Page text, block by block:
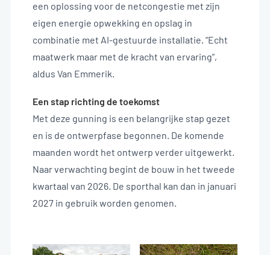
een oplossing voor de netcongestie met zijn
eigen energie opwekking en opslag in
combinatie met AI-gestuurde installatie. “Echt
maatwerk maar met de kracht van ervaring”,
aldus Van Emmerik.
Een stap richting de toekomst
Met deze gunning is een belangrijke stap gezet
en is de ontwerpfase begonnen. De komende
maanden wordt het ontwerp verder uitgewerkt.
Naar verwachting begint de bouw in het tweede
kwartaal van 2026. De sporthal kan dan in januari
2027 in gebruik worden genomen.